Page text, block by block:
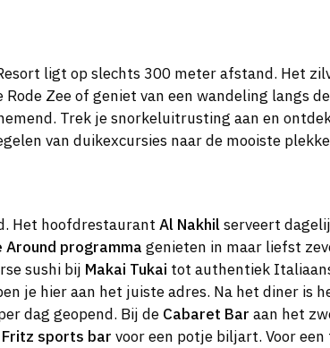
ligt op slechts 300 meter afstand. Het
Zee of geniet van een wandeling langs
Trek je snorkeluitrusting aan en
van duikexcursies naar de mooiste
Het hoofdrestaurant Al Nakhilserveert
Around programma genieten in maar liefst
sushi bij Makai Tukai tot authentiek
je hier aan het juiste adres. Na het diner is
dag geopend. Bij de Cabaret Bar aan het
Fritz sports bar voor een potje biljart. Voor